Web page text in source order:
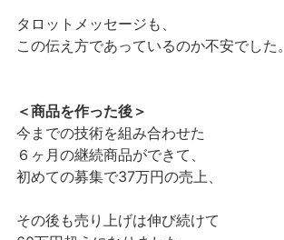
タロットメッセージも、
この伝え方であっているのか不安でした。
＜商品を作った後＞
今までの技術を組み合わせた
６ヶ月の継続商品ができて、
初めての募集で37万円の売上、
その後も売り上げは伸び続けて